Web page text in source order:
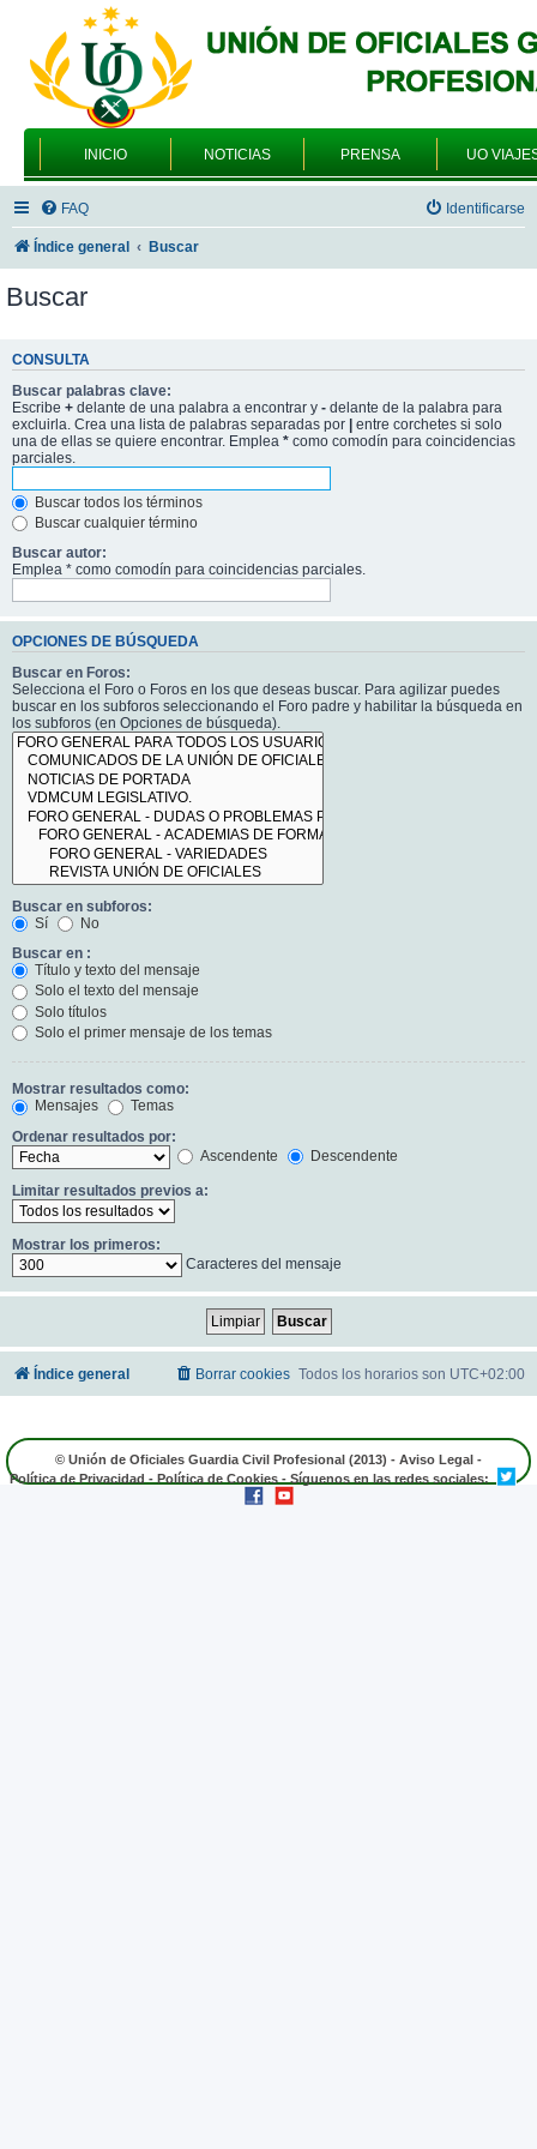
INICIO NOTICIAS PRENSA UO
FAQ Identificarse
Índice general Buscar
Buscar
CONSULTA
Buscar palabras clave:
Escribe + delante de una palabra a encontrar y - delante de la palabra para
excluirla. Crea una lista de palabras separadas por | entre corchetes si solo
una de ellas se quiere encontrar. Emplea * como comodín para coincidencias
parciales.
Buscar todos los términos
Buscar cualquier término
Buscar autor:
Emplea * como comodín para coincidencias parciales.
OPCIONES DE BÚSQUEDA
Buscar en Foros:
Selecciona el Foro o Foros en los que deseas buscar. Para agilizar puedes
buscar en los subforos seleccionando el Foro padre y habilitar la búsqueda en
los subforos (en Opciones de búsqueda).
Buscar en subforos:
Sí
No
Buscar en :
Título y texto del mensaje
Solo el texto del mensaje
Solo títulos
Solo el primer mensaje de los temas
Mostrar resultados como:
Mensajes
Temas
Ordenar resultados por:
Ascendente
Descendente
Limitar resultados previos a:
Mostrar los primeros:
Caracteres del mensaje
Índice general Todos los horarios son UTC+02:00
Borrar cookies
© Unión de Oficiales Guardia Civil Profesional (2013) - Aviso Legal -
Política de Privacidad - Política de Cookies - Síguenos en las redes sociales: